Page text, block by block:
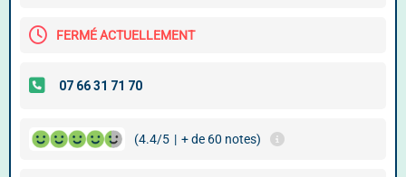
FERMÉ ACTUELLEMENT
(4.4/5 | + de 60 notes)